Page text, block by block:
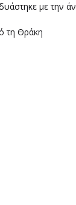
με την
τη Θράκη